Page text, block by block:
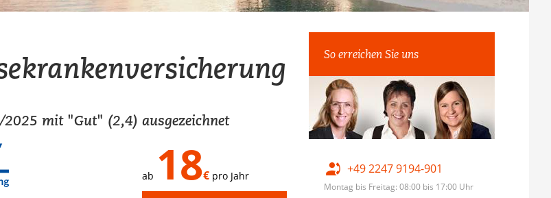
mit "Gut" (2,4) ausgezeichnet
ab 18€ pro Jahr
So erreichen Sie uns
+49 2247 9194-901
Montag bis Freitag: 08:00 bis 17:00 Uhr